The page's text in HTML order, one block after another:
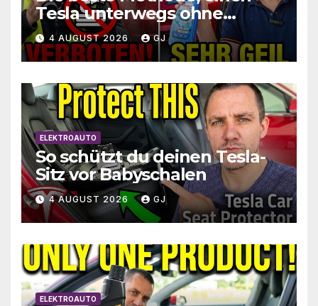
Tesla unterwegs ohne
Wasser zu waschen und zu
schützen
4 AUGUST 2026 GJ
ELEKTROAUTO
So schützt du deinen Tesla-
Sitz vor Babyschalen
4 AUGUST 2026 GJ
ELEKTROAUTO